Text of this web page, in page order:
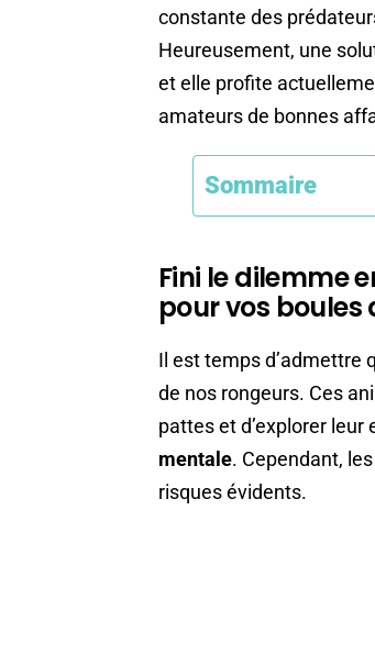
constante des
Heureusement, une
et elle profite
amateurs de bonnes
Sommaire
Fini le dilemme
pour vos boules
Il est temps d’admettre
de nos rongeurs. Ces
pattes et d’explorer
mentale. Cependant,
risques évidents.